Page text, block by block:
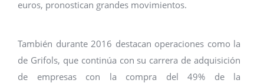
euros, pronostican grandes movimientos.
También durante 2016 destacan operaciones como la
de Grifols, que continúa con su carrera de adquisición
de empresas con la compra del 49% de la